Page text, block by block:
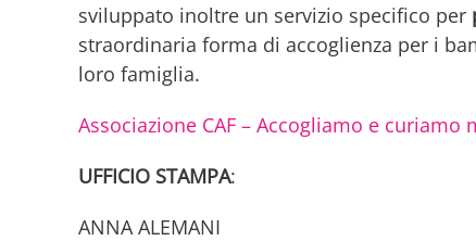
sviluppato inoltre un servizio specifico per
straordinaria forma di accoglienza per i
loro famiglia.
Associazione CAF – Accogliamo e
UFFICIO STAMPA:
ANNA ALEMANI